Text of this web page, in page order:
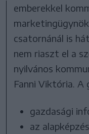
emberekkel
csatornánál is
nem riaszt el a
nyilvános
Fanni Viktória. A
gazdasági
az